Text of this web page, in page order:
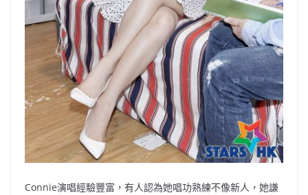
Connie演唱經驗豐富，有人認為她唱功熟練不像新人，她謙